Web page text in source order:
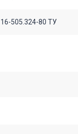
505.324-80 ТУ